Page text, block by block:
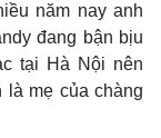
năm nay anh
đang bận bịu
tại Hà Nội nên
mẹ của chàng